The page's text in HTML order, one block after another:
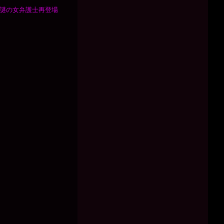
の女弁護士再登場